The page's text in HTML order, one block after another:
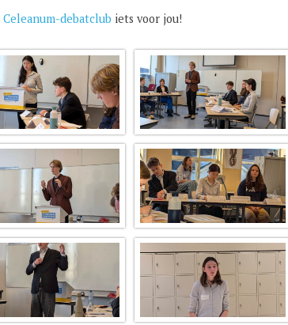
Celeanum-debatclub iets voor jou!